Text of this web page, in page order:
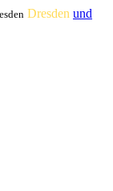
Dresden und